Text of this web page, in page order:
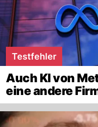
Testfehler
Auch KI von
eine andere